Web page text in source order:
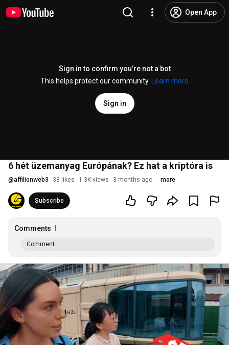
Open App
Sign in to confirm you’re not a bot
This helps protect our community.
Learn more
Sign in
6 hét üzemanyag Európának? Ez hat a kriptóra is
@affilionweb3 33 likes 1.3K views 3 months ago more
Subscribe
Comments 1
Comment...